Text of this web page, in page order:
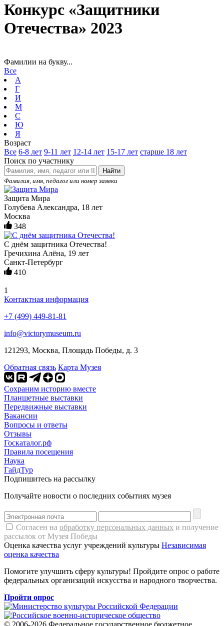
Конкурс «Защитники
Отечества» 2023
Фамилии на букву...
Все
А
Г
И
М
С
Ю
Я
Возраст
Все 6-8 лет 9-11 лет 12-14 лет 15-17 лет старше 18 лет
Поиск по участнику
Найти
Фамилия, имя, педагог или номер заявки
Защита Мира
Голубева Александра, 18 лет
Москва
348
С днём защитника Отечества!
Гречихина Алёна, 19 лет
Санкт-Петербург
410
1
Контактная информация
+7 (499) 449-81-81
info@victorymuseum.ru
121293, Москва, Площадь Победы, д. 3
Обратная связь Карта Музея
Сохраним историю вместе
Планшетные выставки
Передвижные выставки
Вакансии
Вопросы и ответы
Отзывы
Госкаталог.рф
Правила посещения
Наука
ГайдТур
Подпишитесь на рассылку
Получайте новости о последних событиях музея
Согласен на обработку персональных данных и получение
рассылок от Музея Победы
Оценка качества услуг учреждений культуры Независимая
оценка качества
Помогите улучшить сферу культуры! Пройдите опрос о работе
федеральных организаций искусства и народного творчества.
Пройти опрос
© 2006-2026 Федеральное государственное бюджетное